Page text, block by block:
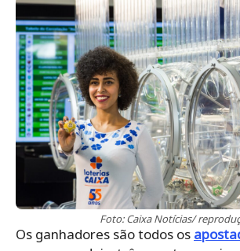
Foto: Caixa Notícias/
Os ganhadores são todos os